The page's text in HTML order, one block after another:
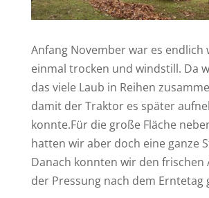
Anfang November war es endlich
einmal trocken und windstill. Da
das viele Laub in Reihen
damit der Traktor es später
konnte.Für die große Fläche
hatten wir aber doch eine ganze
Danach konnten wir den frischen
der Pressung nach dem Erntetag